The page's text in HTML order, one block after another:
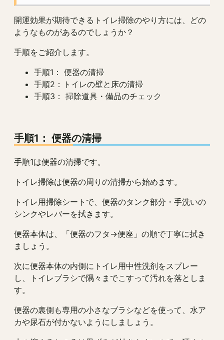
開運効果が期待できるトイレ掃除のやり方には、どの
ようなものがあるのでしょうか？
手順をご紹介します。
手順1： 便器の清掃
手順2：トイレの壁と床の清掃
手順3： 掃除道具・備品のチェック
手順1： 便器の清掃
手順1は便器の清掃です。
トイレ掃除は便器の周りの清掃から始めます。
トイレ用掃除シートで、便器のタンク部分・手洗いの
シンクやレバーを拭きます。
便器本体は、「便器のフタ→便座」の順で丁寧に拭き
ましょう。
次に便器本体の内側にトイレ用中性洗剤をスプレー
し、トイレブラシで隅々までこすって汚れを落としま
す。
便器の裏側も専用の小さなブラシなどを使って、水ア
カや尿石が付かないようにしましょう。